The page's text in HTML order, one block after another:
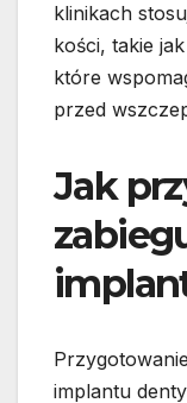
klinikach
kości, takie
które
przed
Jak
implantu